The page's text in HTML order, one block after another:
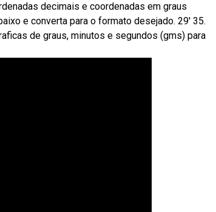
decimais e coordenadas em graus
e converta para o formato desejado. 29' 35.
de graus, minutos e segundos (gms) para